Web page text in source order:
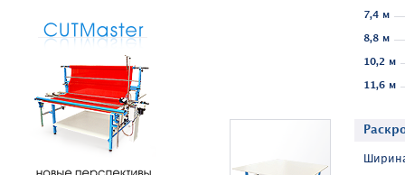
7,4 м
8,8 м
10,2 м
11,6 м